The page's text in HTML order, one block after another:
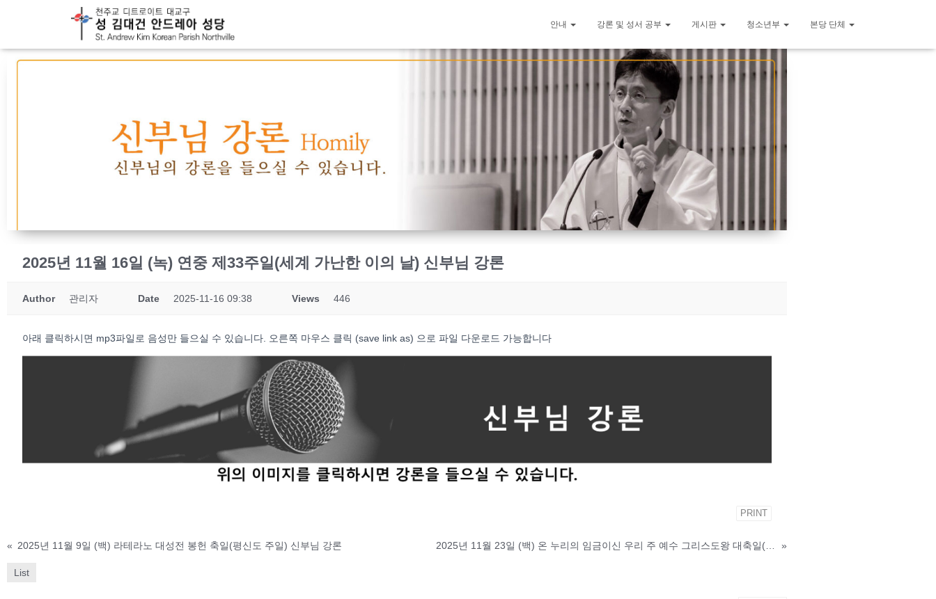
안내 강론 및 성서 공부 게시판 청소년부 본당 단체
2025년 11월 16일 (녹) 연중 제33주일(세계 가난한 이의 날) 신부님 강론
Author 관리자 Date 2025-11-16 09:38 Views 446
아래 클릭하시면 mp3파일로 음성만 들으실 수 있습니다. 오른쪽 마우스 클릭 (save link as) 으로 파일 다운로드 가능합니다
PRINT
« 2025년 11월 9일 (백) 라테라노 대성전 봉헌 축일(평신도 주일) 신부님 강론 »
List